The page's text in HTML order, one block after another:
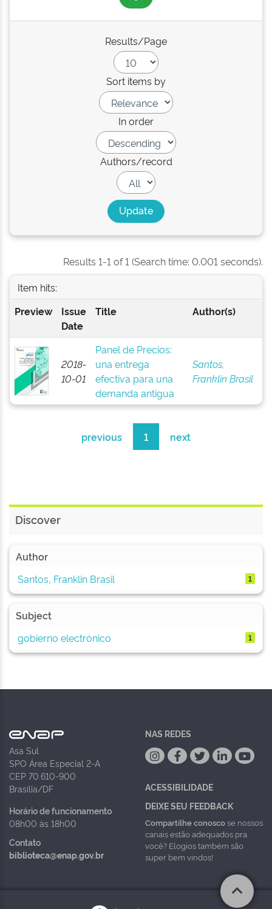
Results/Page
Sort items by
In order
Authors/record
Results 1-1 of 1 (Search time: 0.001 seconds).
Item hits:
Preview
Issue
Date
Title Author(s)
2018-
10-01
Panel de Precios:
una entrega
efectiva para una
demanda antigua
Santos,
Franklin Brasil
previous 1 next
Discover
Author
Santos, Franklin Brasil
1
Subject
gobierno electrónico
1
Asa Sul
SPO Área Especial 2-A
CEP 70.610-900
Brasília/DF
Horário de funcionamento
08h00 às 18h00
Contato
biblioteca@enap.gov.br
NAS REDES
ACESSIBILIDADE
DEIXE SEU FEEDBACK
Compartilhe conoscose nossos
canais estão adequados pra
você? Elogios também são
super bem vindos!